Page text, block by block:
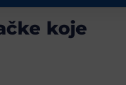
koje